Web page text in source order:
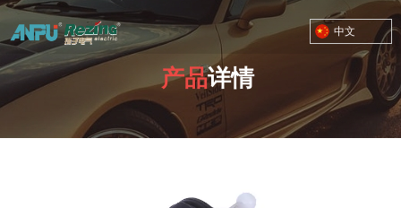
中文
产品详情
TOYOTA MOTOR CORPORATION